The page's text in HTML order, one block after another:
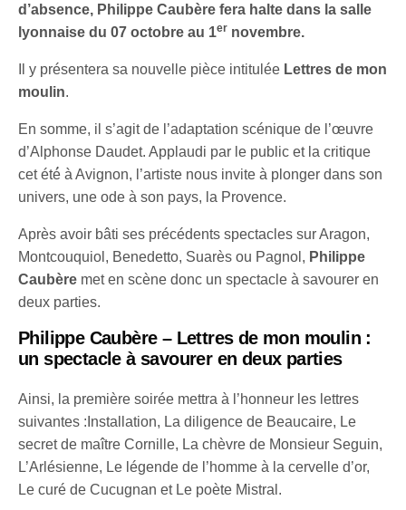
d’absence, Philippe Caubère fera halte dans la salle
lyonnaise du 07 octobre au 1er novembre.
Il y présentera sa nouvelle pièce intitulée Lettres de mon
moulin.
En somme, il s’agit de l’adaptation scénique de l’œuvre
d’Alphonse Daudet. Applaudi par le public et la critique
cet été́ à Avignon, l’artiste nous invite à plonger dans son
univers, une ode à son pays, la Provence.
Après avoir bâti ses précédents spectacles sur Aragon,
Montcouquiol, Benedetto, Suarès ou Pagnol, Philippe
Caubère met en scène donc un spectacle à savourer en
deux parties.
Philippe Caubère – Lettres de mon moulin :
un spectacle à savourer en deux parties
Ainsi, la première soirée mettra à l’honneur les lettres
suivantes :Installation, La diligence de Beaucaire, Le
secret de maître Cornille, La chèvre de Monsieur Seguin,
L’Arlésienne, Le légende de l’homme à la cervelle d’or,
Le curé de Cucugnan et Le poète Mistral.